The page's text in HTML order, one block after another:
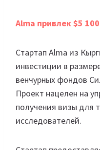
Alma привлек $5
Стартап Alma из
инвестиции в
венчурных фондов
Проект нацелен на
получения визы для
исследователей.